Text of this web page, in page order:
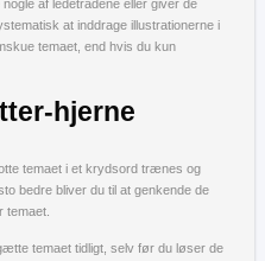
af ledetrådene eller giver de
at inddrage illustrationerne i
temaet, end hvis du kun
hjerne
temaet i et krydsord trænes og
bedre bliver du til at genkende de
temaet tidligt, selv før du løser de